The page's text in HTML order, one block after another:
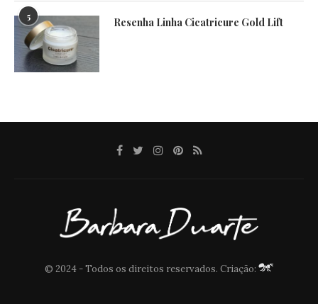
5 Resenha Linha Cicatricure Gold Lift
© 2024 - Todos os direitos reservados. Criação: